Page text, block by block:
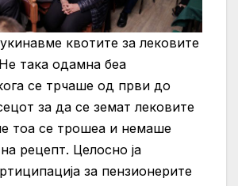
квотите за лековите
така одамна беа
се трчаше од први до
за да се земат лековите
тоа се трошеа и немаше
рецепт. Целосно ја
за пензионерите